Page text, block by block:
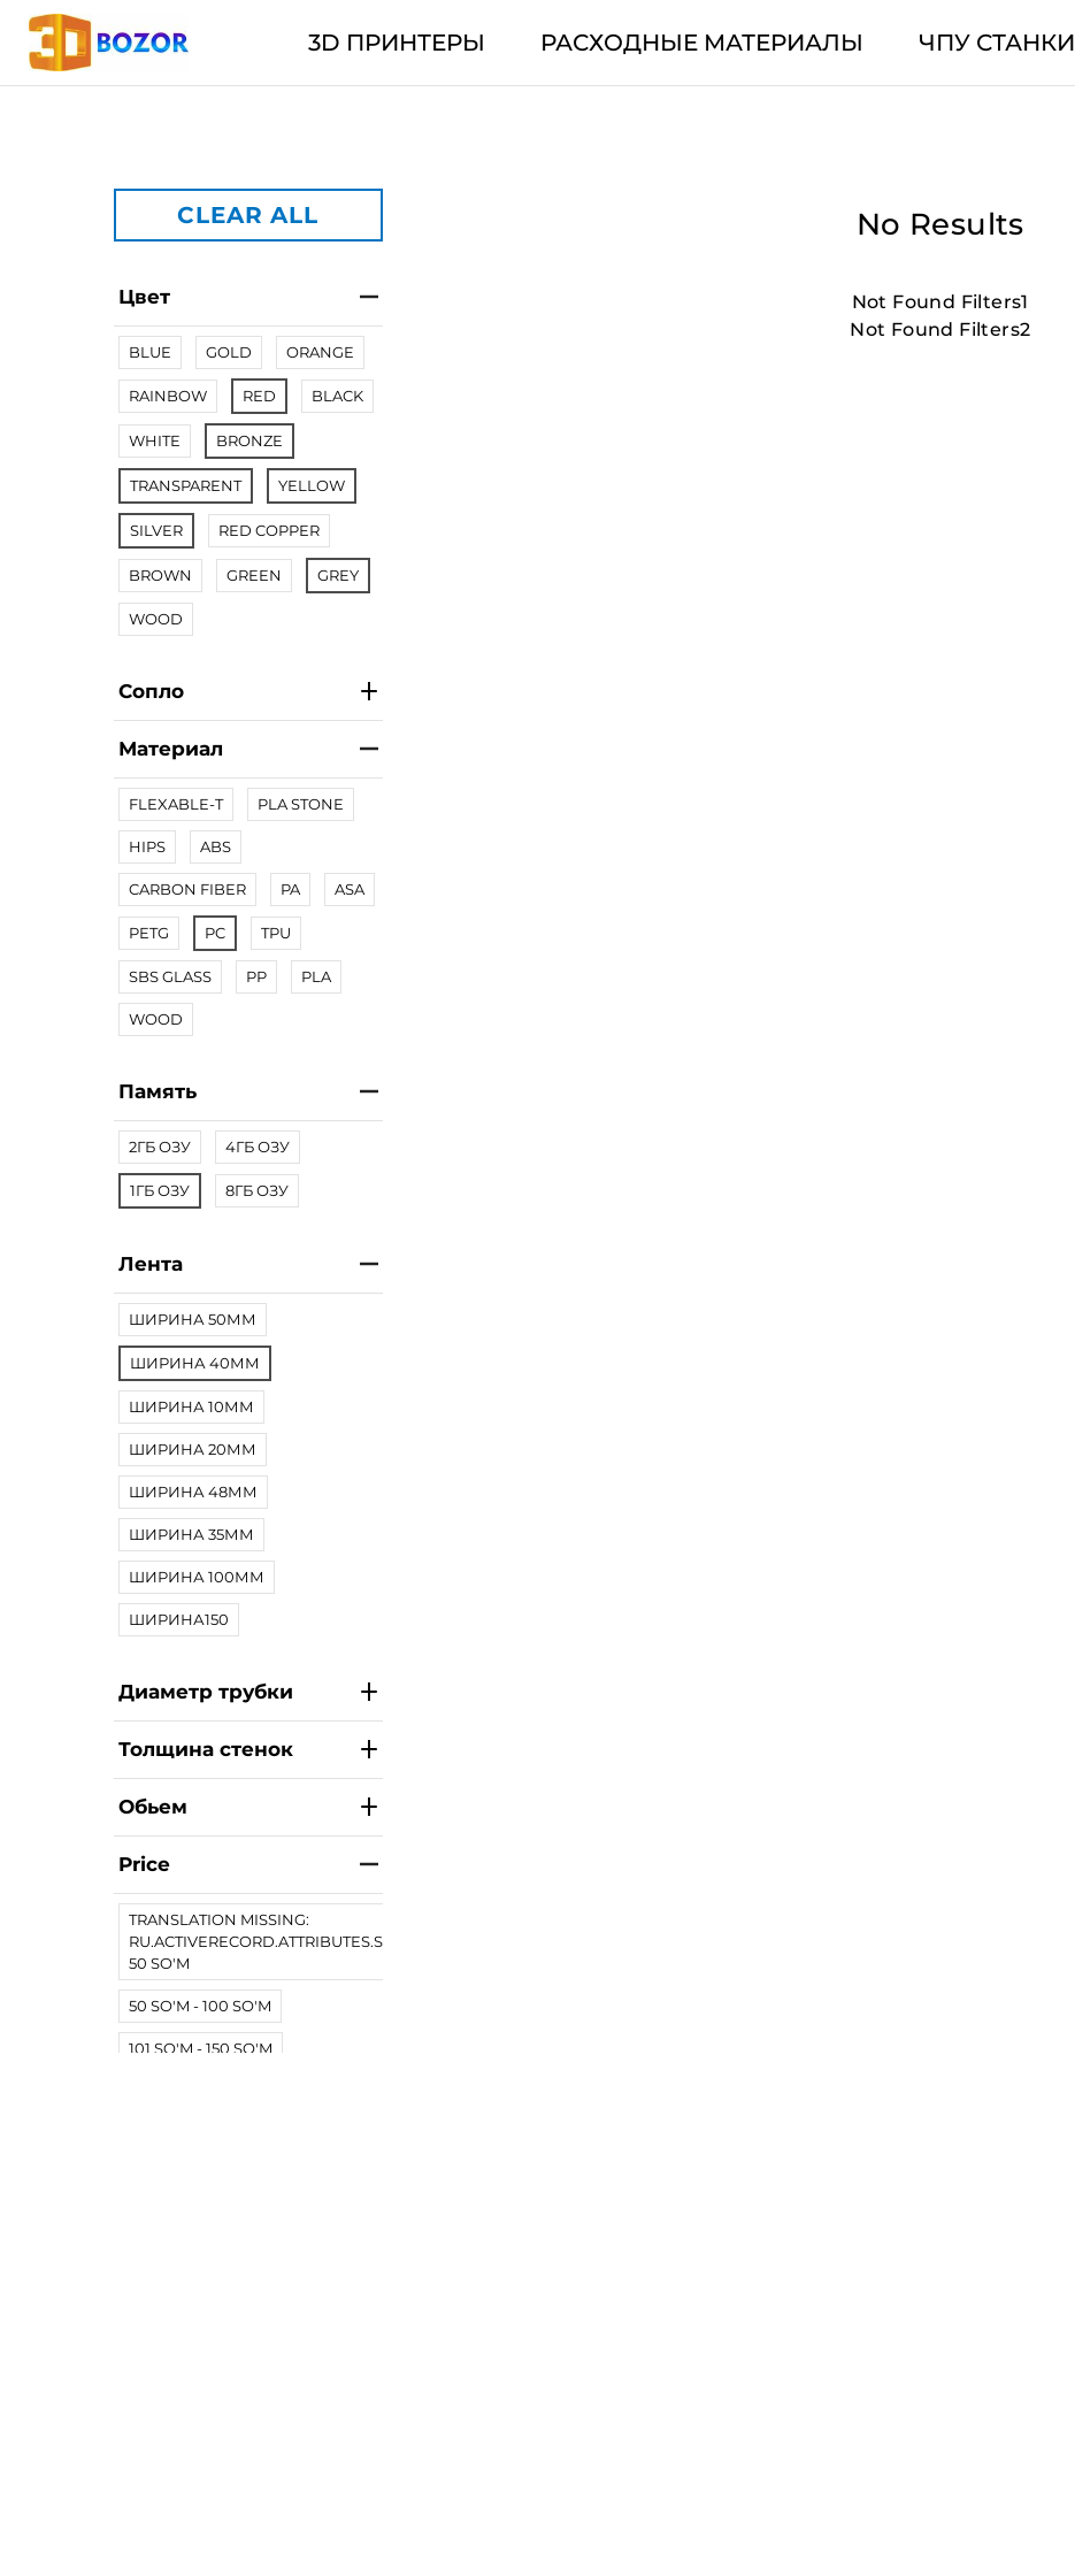
3D ПРИНТЕРЫ РАСХОДНЫЕ МАТЕРИАЛЫ ЧПУ СТАНКИ
CLEAR ALL
Цвет
BLUE GOLD ORANGE
RAINBOW RED BLACK
WHITE BRONZE
TRANSPARENT YELLOW
SILVER RED COPPER
BROWN GREEN GREY
WOOD
Сопло
Материал
FLEXABLE-T PLA STONE
HIPS ABS
CARBON FIBER PA ASA
PETG PC TPU
SBS GLASS PP PLA
WOOD
Память
2ГБ ОЗУ 4ГБ ОЗУ
1ГБ ОЗУ 8ГБ ОЗУ
Лента
ШИРИНА 50ММ
ШИРИНА 40ММ
ШИРИНА 10ММ
ШИРИНА 20ММ
ШИРИНА 48ММ
ШИРИНА 35ММ
ШИРИНА 100ММ
ШИРИНА150
Диаметр трубки
Толщина стенок
Обьем
Price
TRANSLATION MISSING:
RU.ACTIVERECORD.ATTRIBUTES.SPREE/PRODUCT.LESS_THAN
50 SO'M
50 SO'M - 100 SO'M
101 SO'M - 150 SO'M
No Results
Not Found Filters1
Not Found Filters2